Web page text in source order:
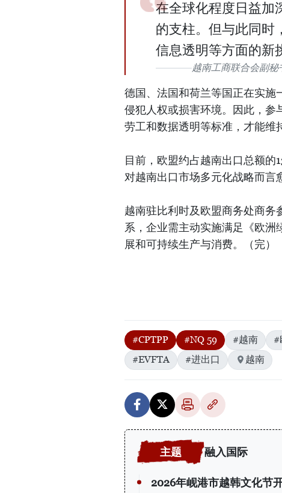
在全球化程度日益加
的支柱。但与此同时
信息透明等方面的新
越南工商联合会副
德国、法国和荷兰等国正在实施
侵犯人权或损害环境。因此，参
劳工和数据透明等标准，才能维
目前，欧盟约占越南出口总额的
对越南出口市场多元化战略而言
越南驻比利时及欧盟商务处商务
系，企业需主动实施满足《欧
展和可持续生产与消费。（完）
#CPTPP #NQ 59 #越南 #
#EVFTA
#进出口 越南
融入国际
2026年岘港市越韩文化节